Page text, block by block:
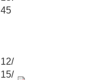
45
12/
15/